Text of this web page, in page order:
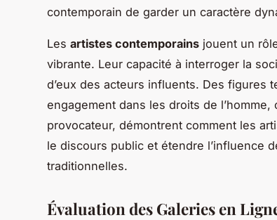
contemporain de garder un caractère
Les artistes contemporains jouent un
vibrante. Leur capacité à interroger la
d’eux des acteurs influents. Des figures
engagement dans les droits de
provocateur, démontrent comment les
le discours public et étendre l’influence
traditionnelles.
Évaluation des Galeries en